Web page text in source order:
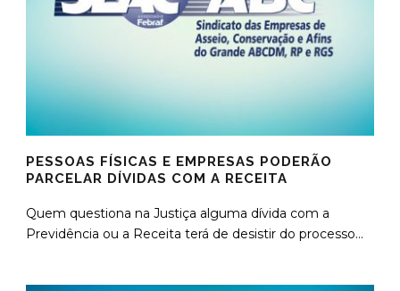
PESSOAS FÍSICAS E EMPRESAS PODERÃO
PARCELAR DÍVIDAS COM A RECEITA
Quem questiona na Justiça alguma dívida com a
Previdência ou a Receita terá de desistir do processo...